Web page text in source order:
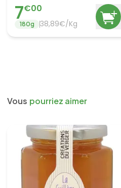
7€00
180g 38,89€/Kg
Vous pourriez aimer